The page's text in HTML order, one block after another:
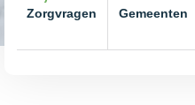
Zorgvragen Gemeenten